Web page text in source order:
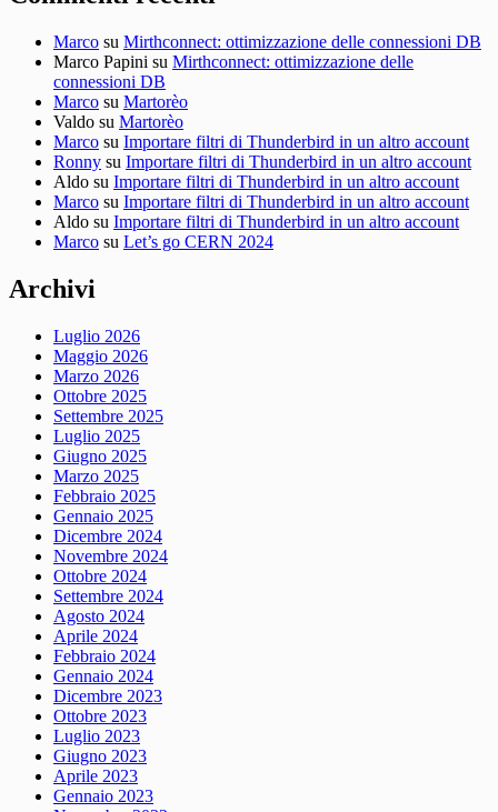
Marco su Mirthconnect: ottimizzazione delle connessioni DB
Marco Papini su Mirthconnect: ottimizzazione delle
connessioni DB
Marco su Martorèo
Valdo su Martorèo
Marco su Importare filtri di Thunderbird in un altro account
Ronny su Importare filtri di Thunderbird in un altro account
Aldo su Importare filtri di Thunderbird in un altro account
Marco su Importare filtri di Thunderbird in un altro account
Aldo su Importare filtri di Thunderbird in un altro account
Marco su Let’s go CERN 2024
Archivi
Luglio 2026
Maggio 2026
Marzo 2026
Ottobre 2025
Settembre 2025
Luglio 2025
Giugno 2025
Marzo 2025
Febbraio 2025
Gennaio 2025
Dicembre 2024
Novembre 2024
Ottobre 2024
Settembre 2024
Agosto 2024
Aprile 2024
Febbraio 2024
Gennaio 2024
Dicembre 2023
Ottobre 2023
Luglio 2023
Giugno 2023
Aprile 2023
Gennaio 2023